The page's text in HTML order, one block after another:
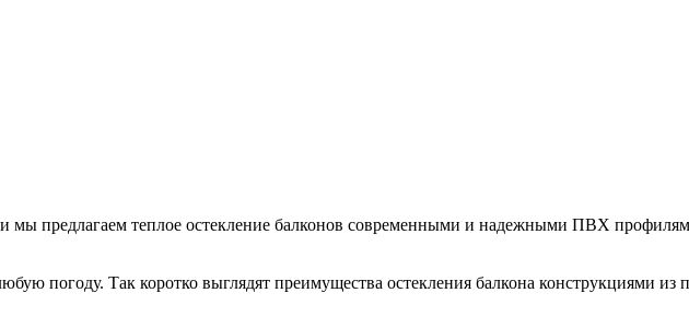
мы предлагаем теплое остекление балконов современными и надежными ПВХ
погоду. Так коротко выглядят преимущества остекления балкона конструкциями